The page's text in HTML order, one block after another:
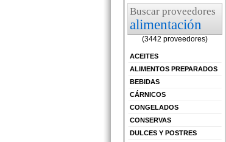
Buscar proveedores
alimentación
(3442 proveedores)
ACEITES
ALIMENTOS PREPARADOS
BEBIDAS
CÁRNICOS
CONGELADOS
CONSERVAS
DULCES Y POSTRES